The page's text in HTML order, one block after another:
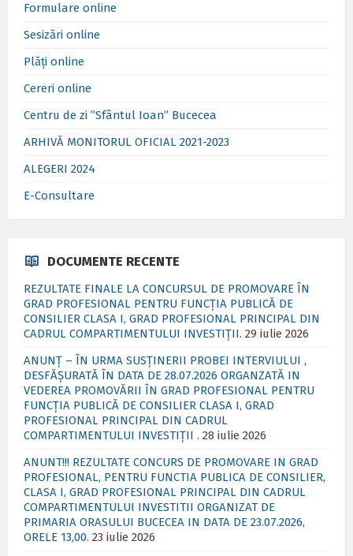
Formulare online
Sesizări online
Plăți online
Cereri online
Centru de zi ”Sfântul Ioan” Bucecea
ARHIVĂ MONITORUL OFICIAL 2021-2023
ALEGERI 2024
E-Consultare
DOCUMENTE RECENTE
REZULTATE FINALE LA CONCURSUL DE PROMOVARE ÎN
GRAD PROFESIONAL PENTRU FUNCȚIA PUBLICĂ DE
CONSILIER CLASA I, GRAD PROFESIONAL PRINCIPAL DIN
CADRUL COMPARTIMENTULUI INVESTIȚII. 29 iulie 2026
ANUNȚ – ÎN URMA SUSȚINERII PROBEI INTERVIULUI ,
DESFĂȘURATĂ ÎN DATA DE 28.07.2026 ORGANZATĂ IN
VEDEREA PROMOVĂRII ÎN GRAD PROFESIONAL PENTRU
FUNCȚIA PUBLICĂ DE CONSILIER CLASA I, GRAD
PROFESIONAL PRINCIPAL DIN CADRUL
COMPARTIMENTULUI INVESTIȚII . 28 iulie 2026
ANUNT!!! REZULTATE CONCURS DE PROMOVARE IN GRAD
PROFESIONAL, PENTRU FUNCTIA PUBLICA DE CONSILIER,
CLASA I, GRAD PROFESIONAL PRINCIPAL DIN CADRUL
COMPARTIMENTULUI INVESTITII ORGANIZAT DE
PRIMARIA ORASULUI BUCECEA IN DATA DE 23.07.2026,
ORELE 13,00. 23 iulie 2026